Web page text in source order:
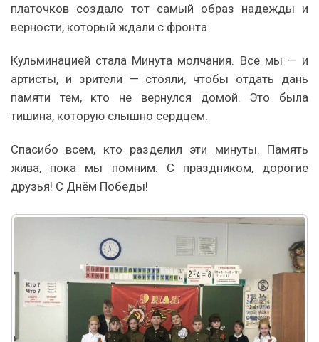
платочков создало тот самый образ надежды и
верности, который ждали с фронта.
Кульминацией стала Минута молчания. Все мы — и
артисты, и зрители — стояли, чтобы отдать дань
памяти тем, кто не вернулся домой. Это была
тишина, которую слышно сердцем.
Спасибо всем, кто разделил эти минуты. Память
жива, пока мы помним. С праздником, дорогие
друзья! С Днём Победы!